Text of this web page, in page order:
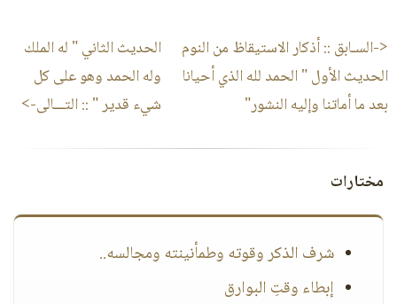
<-السـابق ::أذكار الاستيقاظ من النوم
الحديث الأول " الحمد لله الذي أحيانا
بعد ما أماتنا وإليه النشور"
الحديث الثاني " له الملك
وله الحمد وهو على كل
شيء قدير "‏ :: التـــالى->
مختارات
شرف الذكر وقوته وطمأنينته ومجالسه..
إبطاء وقتِ البوارق